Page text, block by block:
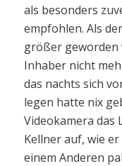
als besonders
empfohlen. Als
größer geworden
Inhaber nicht
das nachts sich
legen hatte nix
Videokamera das
Kellner auf, wie
einem Anderen